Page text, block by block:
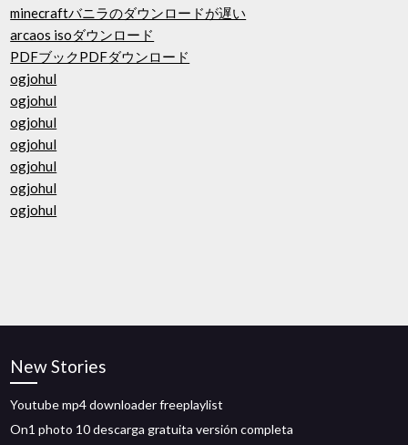
minecraftバニラのダウンロードが遅い
arcaos isoダウンロード
PDFブックPDFダウンロード
ogjohul
ogjohul
ogjohul
ogjohul
ogjohul
ogjohul
ogjohul
New Stories
Youtube mp4 downloader freeplaylist
On1 photo 10 descarga gratuita versión completa